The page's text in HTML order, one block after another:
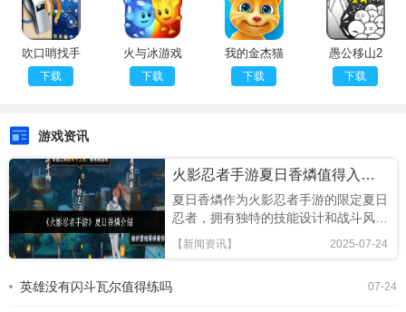
吹口哨找手
机
下载
火与冰游戏
下载
我的金杰猫
安卓版
下载
愚公移山2
下载
游戏资讯
火影忍者手游夏日香燐值得入手吗
夏日香燐作为火影忍者手游的限定夏日
忍者，拥有独特的技能设计和战斗风
格，本文将从技能解析、连招技巧及竞
技场表现全面评估，助你判断是否值得
基础攻击方面，夏日香燐的普攻为五段
2025-07-24
【新闻资讯】
07-24
英雄没有闪斗瓦尔值得练吗